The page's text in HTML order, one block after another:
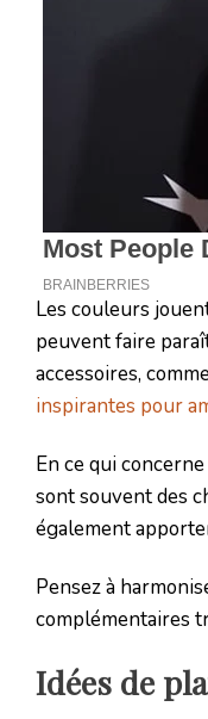
Les couleurs
peuvent faire
accessoires,
inspirantes pour
En ce qui
sont souvent des
également
Pensez à
complémentaires
Idées de